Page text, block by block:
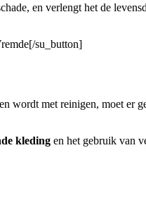
en verlengt het de
su_button]
wordt met reinigen, moet er
kleding en het gebruik van